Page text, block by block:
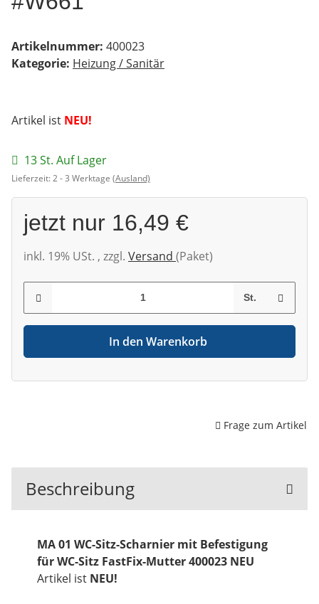
Artikelnummer: 400023
Kategorie: Heizung / Sanitär
Artikel ist NEU!
13 St. Auf Lager
Lieferzeit:2 - 3 Werktage (Ausland)
jetzt nur 16,49 €
inkl. 19% USt. , zzgl. Versand (Paket)
St.
In den Warenkorb
Frage zum Artikel
Beschreibung
MA 01 WC-Sitz-Scharnier mit Befestigung
für WC-Sitz FastFix-Mutter 400023 NEU
Artikel ist NEU!